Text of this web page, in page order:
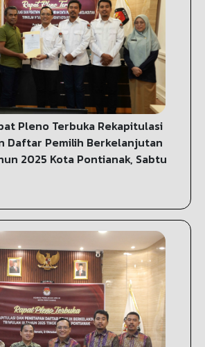
Pleno Terbuka Rekapitulasi
Daftar Pemilih Berkelanjutan
2025 Kota Pontianak, Sabtu